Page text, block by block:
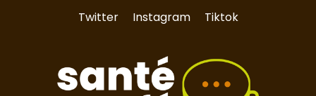
Twitter Instagram Tiktok